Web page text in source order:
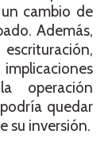
cambio de
Además,
operación
quedar
su inversión.